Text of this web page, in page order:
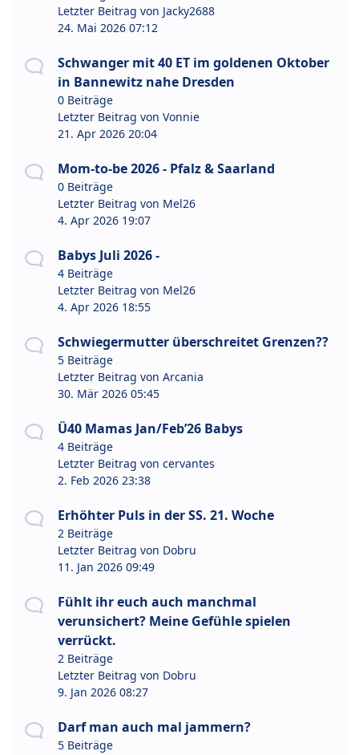
Letzter Beitrag von Jacky2688
24. Mai 2026 07:12
Schwanger mit 40 ET im goldenen Oktober
in Bannewitz nahe Dresden
0 Beiträge
Letzter Beitrag von Vonnie
21. Apr 2026 20:04
Mom-to-be 2026 - Pfalz & Saarland
0 Beiträge
Letzter Beitrag von Mel26
4. Apr 2026 19:07
Babys Juli 2026 -
4 Beiträge
Letzter Beitrag von Mel26
4. Apr 2026 18:55
Schwiegermutter überschreitet Grenzen??
5 Beiträge
Letzter Beitrag von Arcania
30. Mär 2026 05:45
Ü40 Mamas Jan/Feb’26 Babys
4 Beiträge
Letzter Beitrag von cervantes
2. Feb 2026 23:38
Erhöhter Puls in der SS. 21. Woche
2 Beiträge
Letzter Beitrag von Dobru
11. Jan 2026 09:49
Fühlt ihr euch auch manchmal
verunsichert? Meine Gefühle spielen
verrückt.
2 Beiträge
Letzter Beitrag von Dobru
9. Jan 2026 08:27
Darf man auch mal jammern?
5 Beiträge